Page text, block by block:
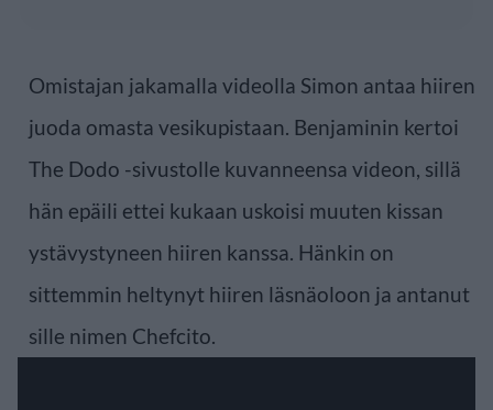
Omistajan jakamalla videolla Simon antaa hiiren
juoda omasta vesikupistaan. Benjaminin kertoi
The Dodo -sivustolle kuvanneensa videon, sillä
hän epäili ettei kukaan uskoisi muuten kissan
ystävystyneen hiiren kanssa. Hänkin on
sittemmin heltynyt hiiren läsnäoloon ja antanut
sille nimen Chefcito.